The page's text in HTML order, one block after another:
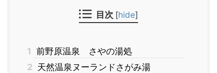
目次 [hide]
1 前野原温泉 さやの湯処
2 天然温泉ヌーランドさがみ湯